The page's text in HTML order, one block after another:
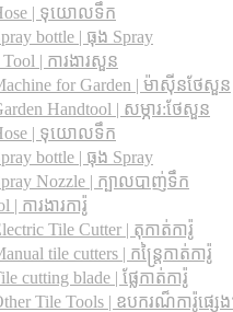
| ទុយោលទឹក
bottle | ធុង Spray
Tool | ការងារសួន
for Garden | ម៉ាស៊ីនថែសួន
Handtool | សម្ភារ:ថែសួន
| ទុយោលទឹក
bottle | ធុង Spray
Nozzle | ក្បាលបាញ់ទឹក
| ការងារការ៉ូ
Tile Cutter | តុកាត់ការ៉ូ
tile cutters | កន្ត្រៃកាត់ការ៉ូ
cutting blade | ផ្លែកាត់ការ៉ូ
Tile Tools | ឧបករណ៏ការ៉ូផ្សេ